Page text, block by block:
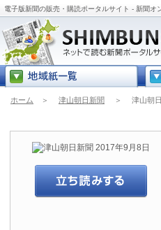
電子版新聞の販売・購読ポータルサイト - 新聞オ
ホーム ＞ 津山朝日新聞 ＞ 津山朝